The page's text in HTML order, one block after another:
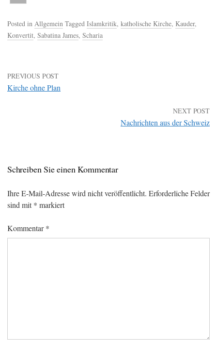
Posted in Allgemein Tagged Islamkritik, katholische Kirche, Kauder,
Konvertit, Sabatina James, Scharia
PREVIOUS POST
Kirche ohne Plan
NEXT POST
Nachrichten aus der Schweiz
Schreiben Sie einen Kommentar
Ihre E-Mail-Adresse wird nicht veröffentlicht. Erforderliche Felder
sind mit* markiert
Kommentar*